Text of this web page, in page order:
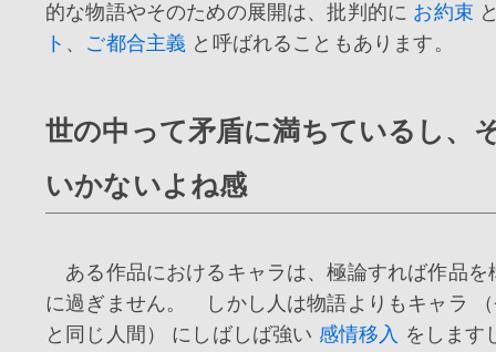
的な物語やそのための展開は、批判的に お約束
ト 、 ご都合主義 と呼ばれることもあります。
世の中って矛盾に満ちているし、
いかないよね感
ある作品におけるキャラは、極論すれば作品を
に過ぎません。 しかし人は物語よりもキャラ
と同じ人間） にしばしば強い 感情移入 をします